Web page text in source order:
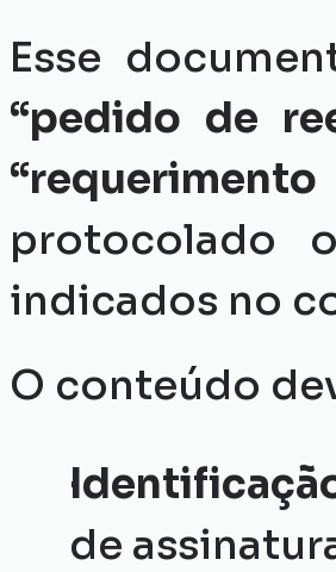
“pedido de
protocolado
indicados no
O conteúdo
de